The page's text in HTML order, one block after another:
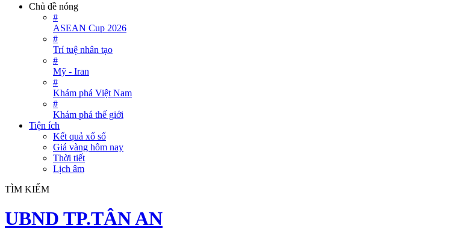
Chủ đề nóng
#
ASEAN Cup 2026
#
Trí tuệ nhân tạo
#
Mỹ - Iran
#
Khám phá Việt Nam
#
Khám phá thế giới
Tiện ích
Kết quả xổ số
Giá vàng hôm nay
Thời tiết
Lịch âm
TÌM KIẾM
UBND TP.TÂN AN